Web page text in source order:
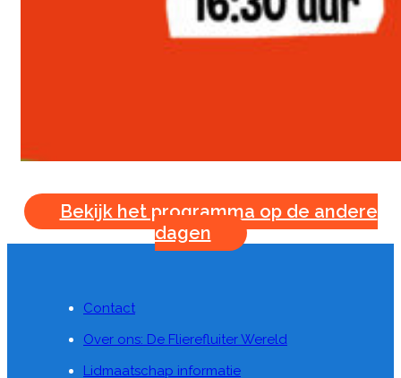
Bekijk het programma op de andere
dagen
Contact
Over ons: De Flierefluiter Wereld
Lidmaatschap informatie